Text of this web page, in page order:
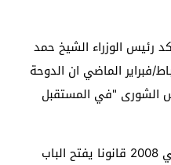
رئيس الوزراء الشيخ حمد
فبراير الماضي ان الدوحة
الشورى "في المستقبل
وتبنى مجلس الشورى المعين في 2008 قانونا يفتح الباب